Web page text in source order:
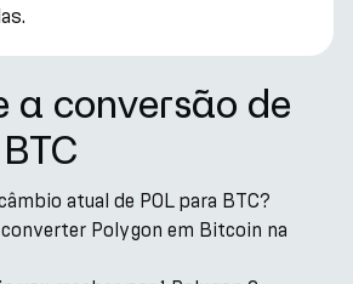
a conversão de
atual de POL para BTC?
Polygon em Bitcoin na